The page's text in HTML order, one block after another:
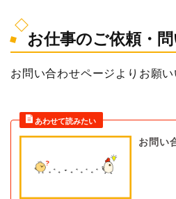
お仕事のご依頼・
お問い合わせページよりお願い
お問い